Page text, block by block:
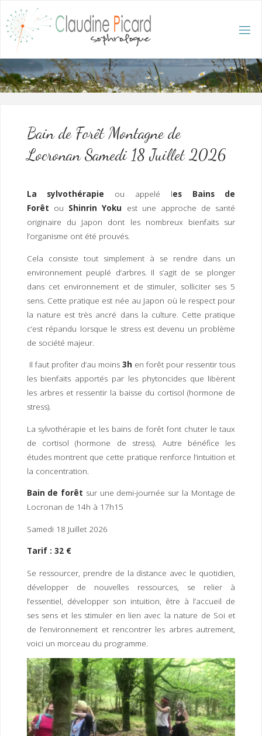
content
DIN
E
CAR
D :
PH R
L
O G
H
NOT
HÉR
QU
IMP
Bain de Forêt Montagne de
Locronan Samedi 18 Juillet 2026
La sylvothérapie ou appelé les Bains de
Forêt ou Shinrin Yoku est une approche de santé
originaire du Japon dont les nombreux bienfaits sur
l’organisme ont été prouvés.
Cela consiste tout simplement à se rendre dans un
environnement peuplé d’arbres. Il s’agit de se plonger
dans cet environnement et de stimuler, solliciter ses 5
sens. Cette pratique est née au Japon où le respect pour
la nature est très ancré dans la culture. Cette pratique
c’est répandu lorsque le stress est devenu un problème
de société majeur.
Il faut profiter d’au moins3h en forêt pour ressentir tous
les bienfaits apportés par les phytoncides que libèrent
les arbres et ressentir la baisse du cortisol (hormone de
stress).
La sylvothérapie et les bains de forêt font chuter le taux
de cortisol (hormone de stress). Autre bénéfice les
études montrent que cette pratique renforce l’intuition et
la concentration.
Bain de forêt sur une demi-journée sur la Montage de
Locronan de 14h à 17h15
Samedi 18 Juillet 2026
Tarif : 32 €
Se ressourcer, prendre de la distance avec le quotidien,
développer de nouvelles ressources, se relier à
l’essentiel, développer son intuition, être à l’accueil de
ses sens et les stimuler en lien avec la nature de Soi et
de l’environnement et rencontrer les arbres autrement,
voici un morceau du programme.